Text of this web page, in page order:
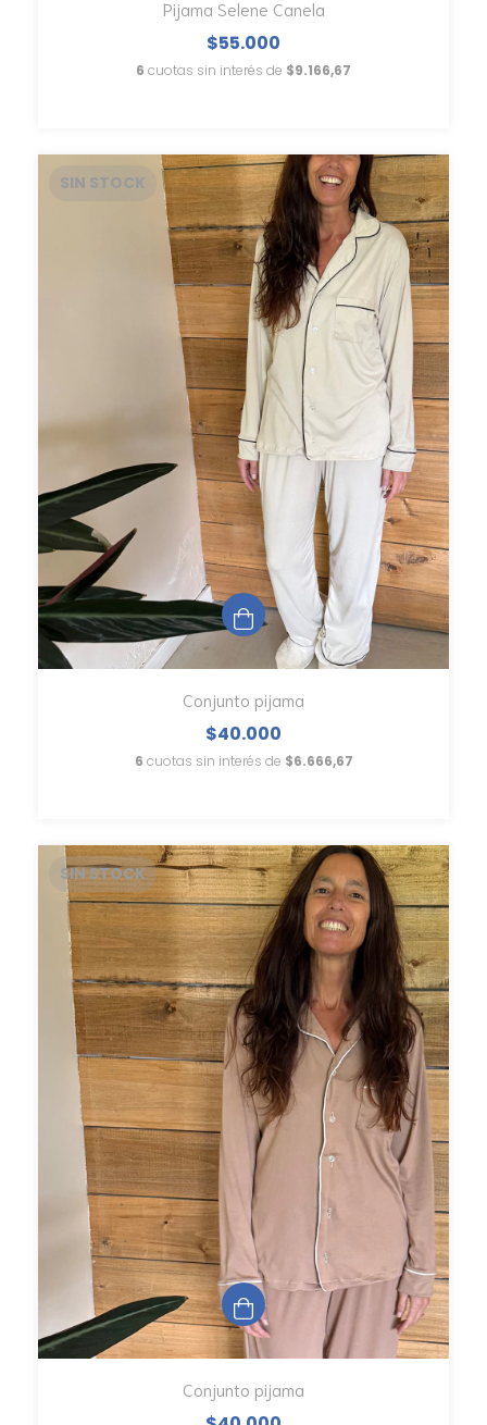
Pijama Selene Canela
$55.000
6 cuotas sin interés de $9.166,67
SIN STOCK
Conjunto pijama
$40.000
6 cuotas sin interés de $6.666,67
SIN STOCK
Conjunto pijama